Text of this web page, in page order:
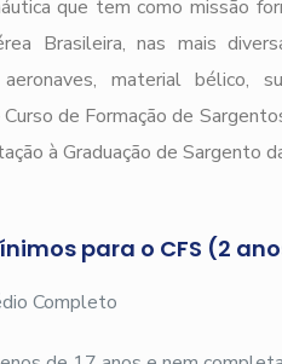
que tem como missão
Brasileira, nas mais
material bélico,
de Formação de
à Graduação de Sargento
para o CFS (2
Completo